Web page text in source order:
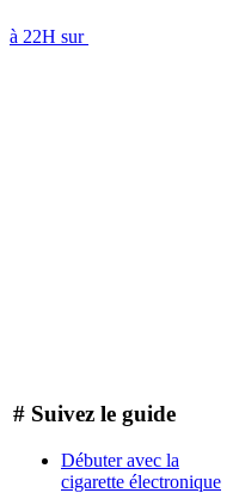
à 22H sur
# Suivez le guide
Débuter avec la
cigarette électronique